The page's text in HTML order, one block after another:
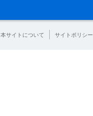
本サイトについて サイトポリシー